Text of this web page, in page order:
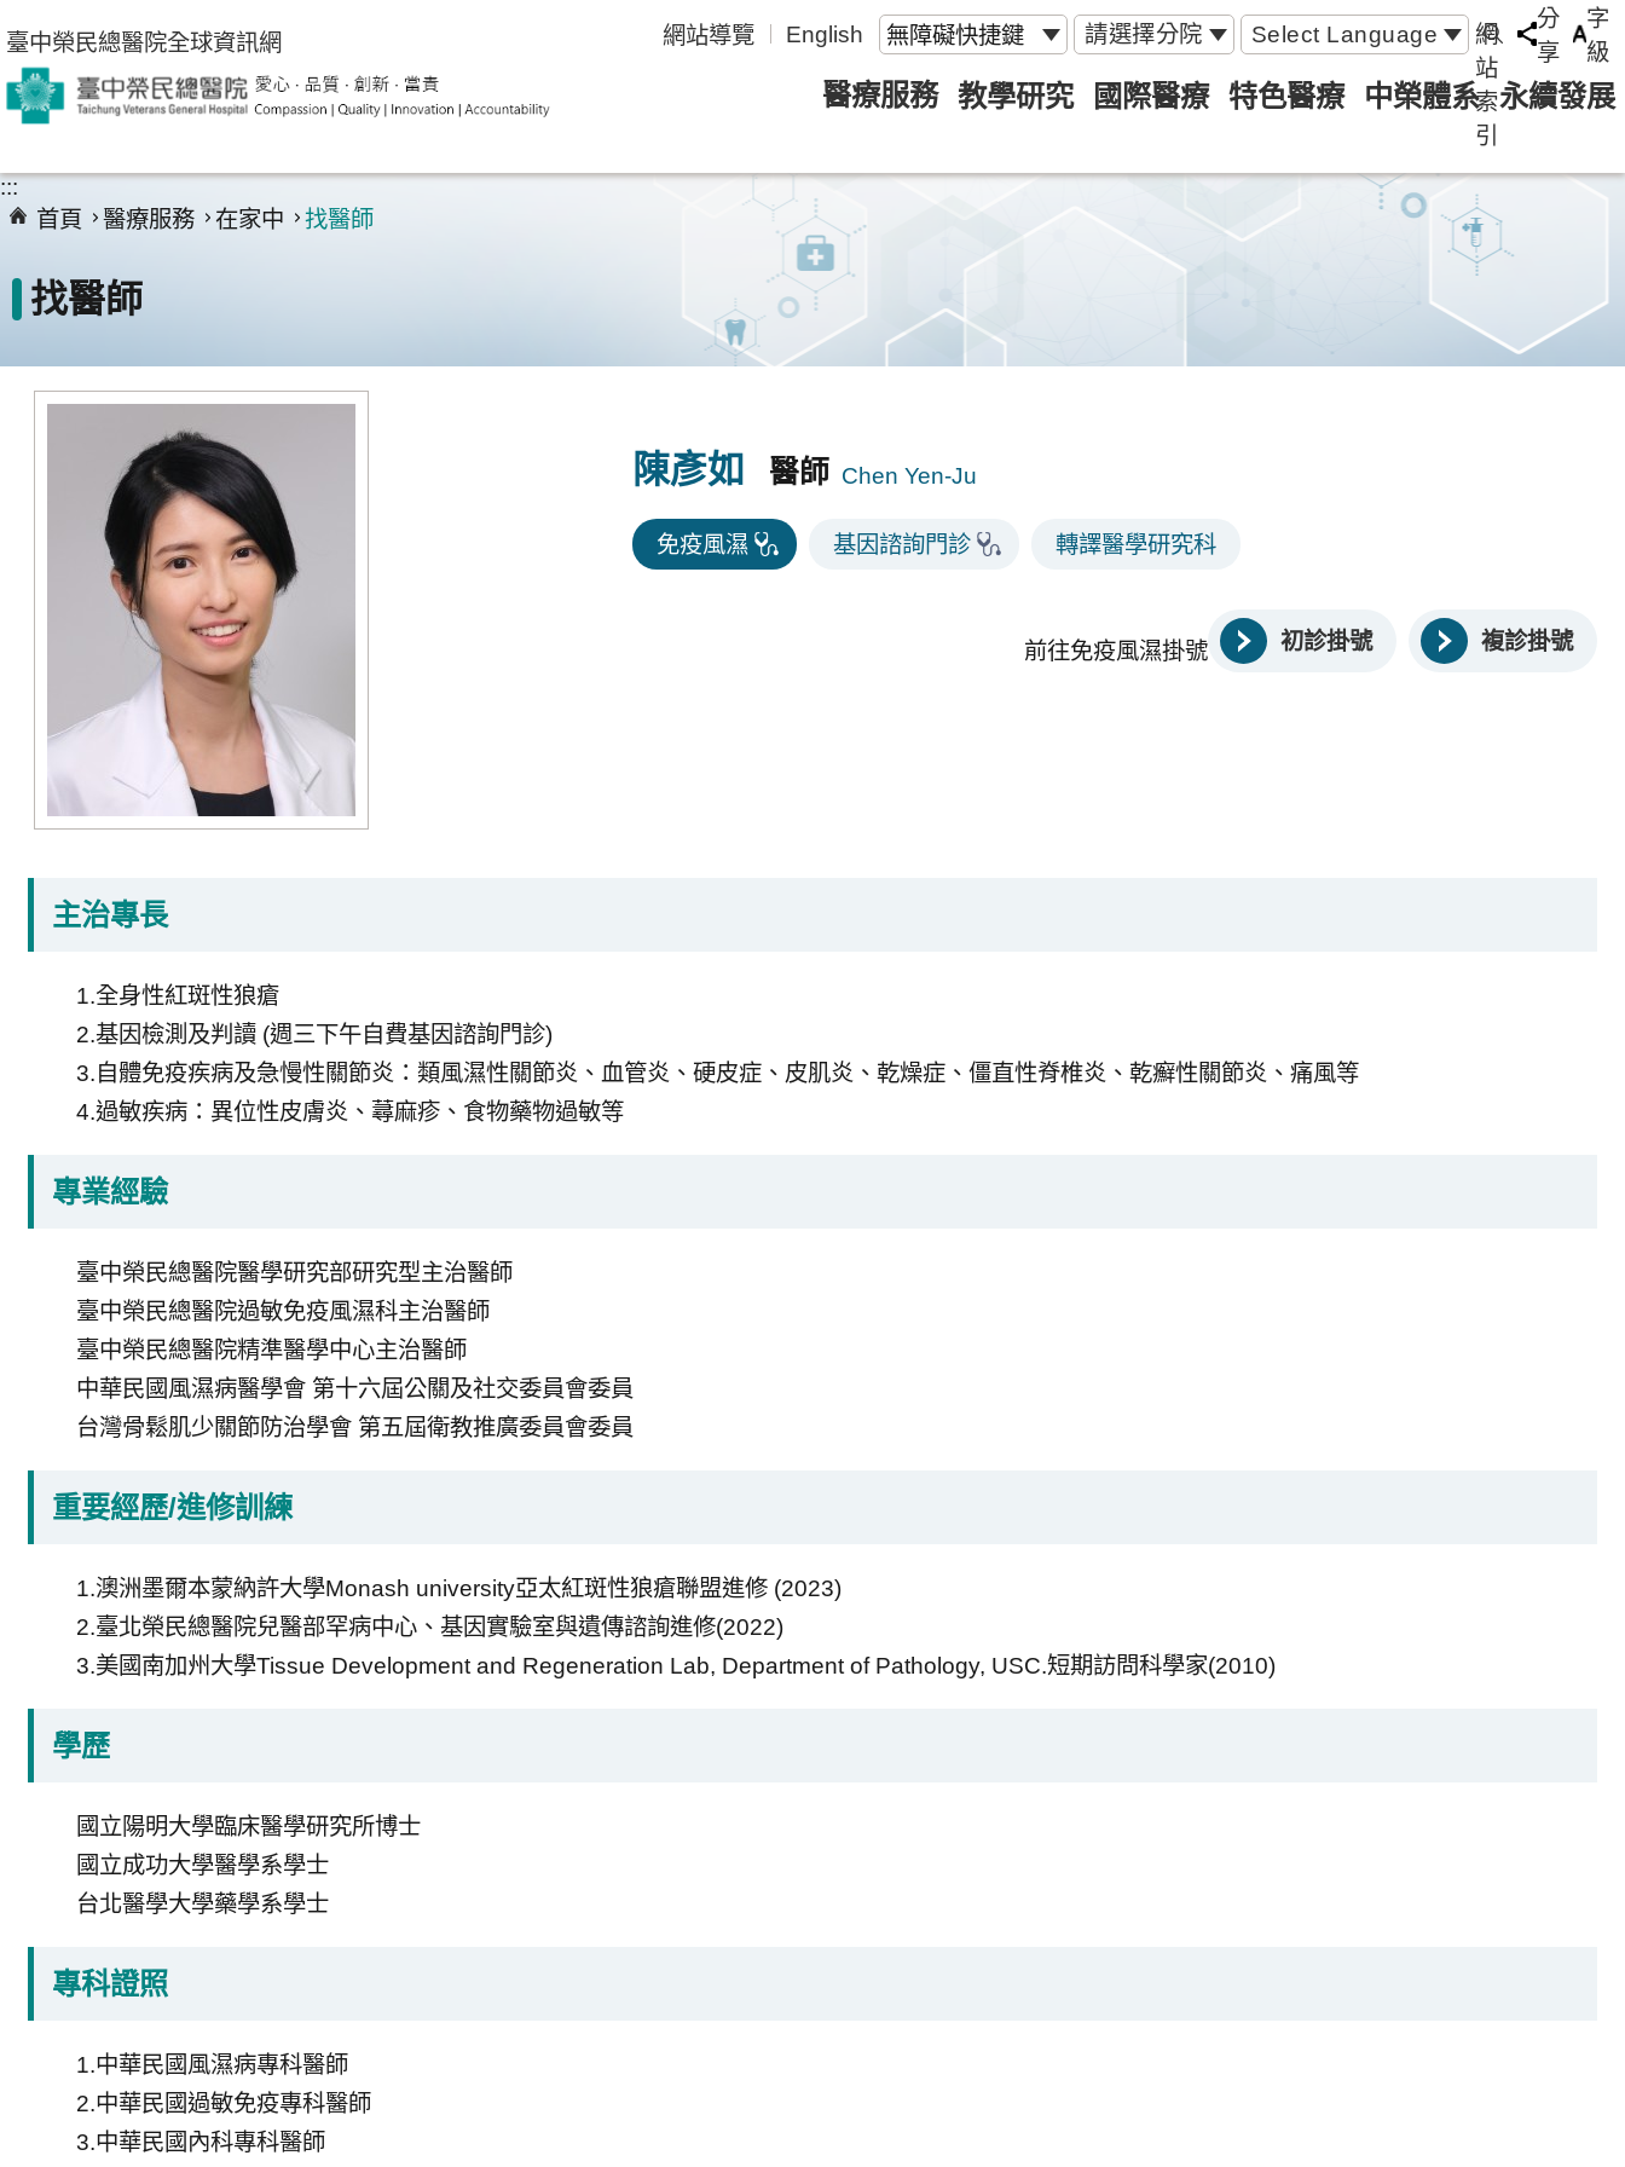
跳到主要內容區塊
臺中榮民總醫院全球資訊網 網站導覽 English 無障礙快捷鍵 請選擇分院 Select Language
網
站
索
引
分
享
字
級
醫療服務 教學研究 國際醫療 特色醫療 中榮體系 永續發展
:::
首頁
醫療服務 在家中 找醫師
找醫師
陳彥如 醫師
免疫風濕 基因諮詢門診 轉譯醫學研究科
前往免疫風濕掛號 初診掛號 複診掛號
主治專長
1.全身性紅斑性狼瘡
2.基因檢測及判讀 (週三下午自費基因諮詢門診)
3.自體免疫疾病及急慢性關節炎：類風濕性關節炎、血管炎、硬皮症、皮肌炎、乾燥症、僵直性脊椎炎、乾癬性關節炎、痛風等
4.過敏疾病：異位性皮膚炎、蕁麻疹、食物藥物過敏等
專業經驗
臺中榮民總醫院醫學研究部研究型主治醫師
臺中榮民總醫院過敏免疫風濕科主治醫師
臺中榮民總醫院精準醫學中心主治醫師
中華民國風濕病醫學會 第十六屆公關及社交委員會委員
台灣骨鬆肌少關節防治學會 第五屆衛教推廣委員會委員
重要經歷/進修訓練
1.澳洲墨爾本蒙納許大學Monash university亞太紅斑性狼瘡聯盟進修 (2023)
2.臺北榮民總醫院兒醫部罕病中心、基因實驗室與遺傳諮詢進修(2022)
3.美國南加州大學Tissue Development and Regeneration Lab, Department of Pathology, USC.短期訪問科學家(2010)
學歷
國立陽明大學臨床醫學研究所博士
國立成功大學醫學系學士
台北醫學大學藥學系學士
專科證照
1.中華民國風濕病專科醫師
2.中華民國過敏免疫專科醫師
3.中華民國內科專科醫師